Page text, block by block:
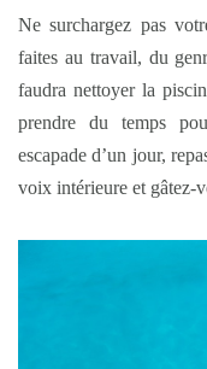
Ne surchargez pas
faites au travail, du
faudra nettoyer la
prendre du temps
escapade d’un jour,
voix intérieure et gâtez-